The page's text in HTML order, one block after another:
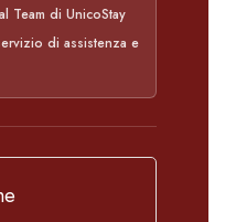
Team di UnicoStay
di assistenza e